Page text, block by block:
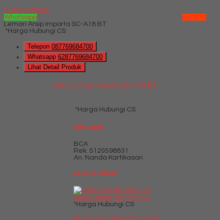
QUICK ORDER
Whatsapp
via SMS
Lemari Arsip Importa SC-A18 BT
*Harga Hubungi CS
Telepon 087769684700
Whatsapp 6287769684700
Lihat Detail Produk
Lemari Arsip Importa SC-A18 BT
*Harga Hubungi CS
Info Bank
BCA
Rek. 5120598831
An. Nanda Kartikasari
Produk Pilihan
Meja Kantor VIP MM-504
*Harga Hubungi CS
Kursi Kuliah Indachi D 380 K